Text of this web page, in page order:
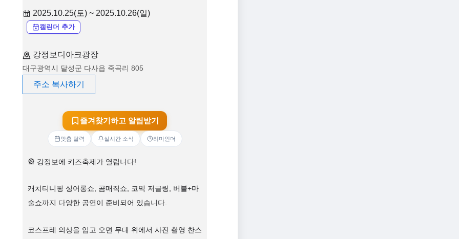
2025.10.25(토) ~ 2025.10.26(일)
캘린더 추가
강정보디아크광장
대구광역시 달성군 다사읍 죽곡리 805
주소 복사하기
즐겨찾기하고 알림받기
맞춤 달력 실시간 소식 리마인더
🎡 강정보에 키즈축제가 열립니다!
캐치티니핑 싱어롱쇼, 곰매직쇼, 코믹 저글링, 버블+마
술쇼까지 다양한 공연이 준비되어 있습니다.
코스프레 의상을 입고 오면 무대 위에서 사진 촬영 찬스